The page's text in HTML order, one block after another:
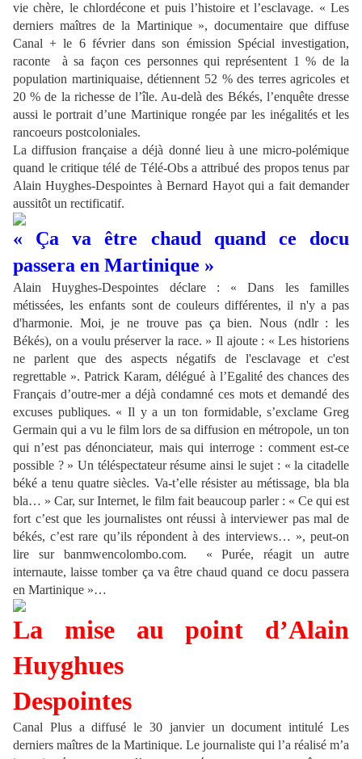
vie chère, le chlordécone et puis l’histoire et l’esclavage. « Les
derniers maîtres de la Martinique », documentaire que diffuse
Canal + le 6 février dans son émission Spécial investigation,
raconte à sa façon ces personnes qui représentent 1 % de la
population martiniquaise, détiennent 52 % des terres agricoles et
20 % de la richesse de l’île. Au-delà des Békés, l’enquête dresse
aussi le portrait d’une Martinique rongée par les inégalités et les
rancoeurs postcoloniales.
La diffusion française a déjà donné lieu à une micro-polémique
quand le critique télé de Télé-Obs a attribué des propos tenus par
Alain Huyghes-Despointes à Bernard Hayot qui a fait demander
aussitôt un rectificatif.
« Ça va être chaud quand ce docu
passera en Martinique »
Alain Huyghes-Despointes déclare : « Dans les familles
métissées, les enfants sont de couleurs différentes, il n'y a pas
d'harmonie. Moi, je ne trouve pas ça bien. Nous (ndlr : les
Békés), on a voulu préserver la race. » Il ajoute : « Les historiens
ne parlent que des aspects négatifs de l'esclavage et c'est
regrettable ». Patrick Karam, délégué à l’Egalité des chances des
Français d’outre-mer a déjà condamné ces mots et demandé des
excuses publiques. « Il y a un ton formidable, s’exclame Greg
Germain qui a vu le film lors de sa diffusion en métropole, un ton
qui n’est pas dénonciateur, mais qui interroge : comment est-ce
possible ? » Un téléspectateur résume ainsi le sujet : « la citadelle
béké a tenu quatre siècles. Va-t’elle résister au métissage, bla bla
bla… » Car, sur Internet, le film fait beaucoup parler : « Ce qui est
fort c’est que les journalistes ont réussi à interviewer pas mal de
békés, c’est rare qu’ils répondent à des interviews… », peut-on
lire sur banmwencolombo.com. « Purée, réagit un autre
internaute, laisse tomber ça va être chaud quand ce docu passera
en Martinique »…
La mise au point d’Alain
Huyghues
Despointes
Canal Plus a diffusé le 30 janvier un document intitulé Les
derniers maîtres de la Martinique. Le journaliste qui l’a réalisé m’a